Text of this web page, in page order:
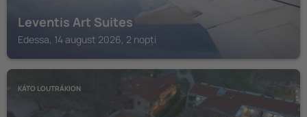
Leventis Art Suites
Edessa, 14 august 2026, 2 nopți
KÁTO LOUTRÁKION